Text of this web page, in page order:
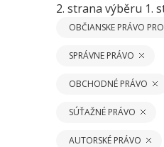
2. strana výběru 1.
OBČIANSKE PRÁVO
SPRÁVNE PRÁVO
OBCHODNÉ PRÁVO
SÚŤAŽNÉ PRÁVO
AUTORSKÉ PRÁVO